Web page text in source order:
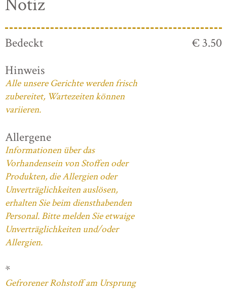
Notiz
Bedeckt
€ 3.50
Hinweis
Alle unsere Gerichte werden frisch
zubereitet, Wartezeiten können
variieren.
Allergene
Informationen über das
Vorhandensein von Stoffen oder
Produkten, die Allergien oder
Unverträglichkeiten auslösen,
erhalten Sie beim diensthabenden
Personal. Bitte melden Sie etwaige
Unverträglichkeiten und/oder
Allergien.
*
Gefrorener Rohstoff am Ursprung